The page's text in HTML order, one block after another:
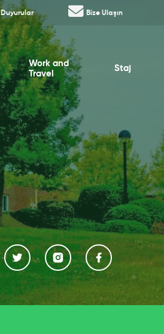
Bize Ulaşın
Duyurular
Work and
Travel
Staj